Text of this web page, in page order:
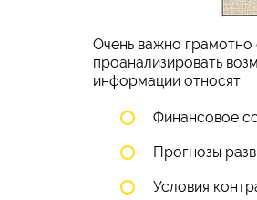
Очень важно грамотно
проанализировать
информации относят:
Финансовое
Прогнозы
Условия